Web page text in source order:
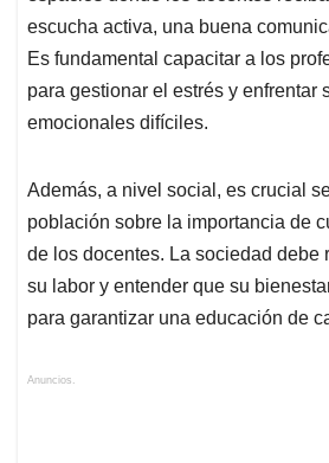
escucha activa, una buena
Es fundamental capacitar a los
para gestionar el estrés y enfrentar
emocionales difíciles.
Además, a nivel social, es crucial
población sobre la importancia de
de los docentes. La sociedad debe
su labor y entender que su
para garantizar una educación de
Anuncios.